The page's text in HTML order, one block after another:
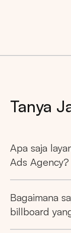
Tanya
Apa saja
Ads Agency?
Bagaimana
billboard